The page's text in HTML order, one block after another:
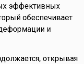
эффективных
обеспечивает
и
открывая